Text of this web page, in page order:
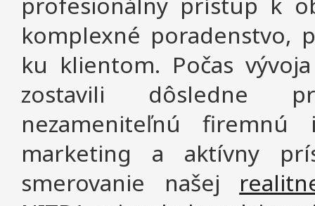
komplexné poradenstvo,
ku klientom. Počas
zostavili dôsledne
nezameniteľnú firemnú
marketing a aktívny
smerovanie našej